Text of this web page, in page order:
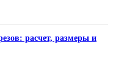
расчет, размеры и